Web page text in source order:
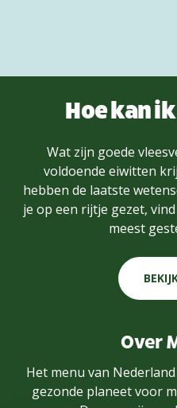
Hoe kan
Wat zijn goede
voldoende eiwitten
hebben de laatste
je op een rijtje gezet,
meest
Over
Het menu van
gezonde planeet voor